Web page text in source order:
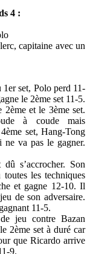
4 :
capitaine avec un
set, Polo perd 11-
le 2ème set 11-5.
2ème et le 3ème set.
à coude mais
set, Hang-Tong
va pas le gagner.
s’accrocher. Son
les techniques
et gagne 12-10. Il
de son adversaire.
11-5.
jeu contre Bazan
2ème set à duré car
que Ricardo arrive
9.